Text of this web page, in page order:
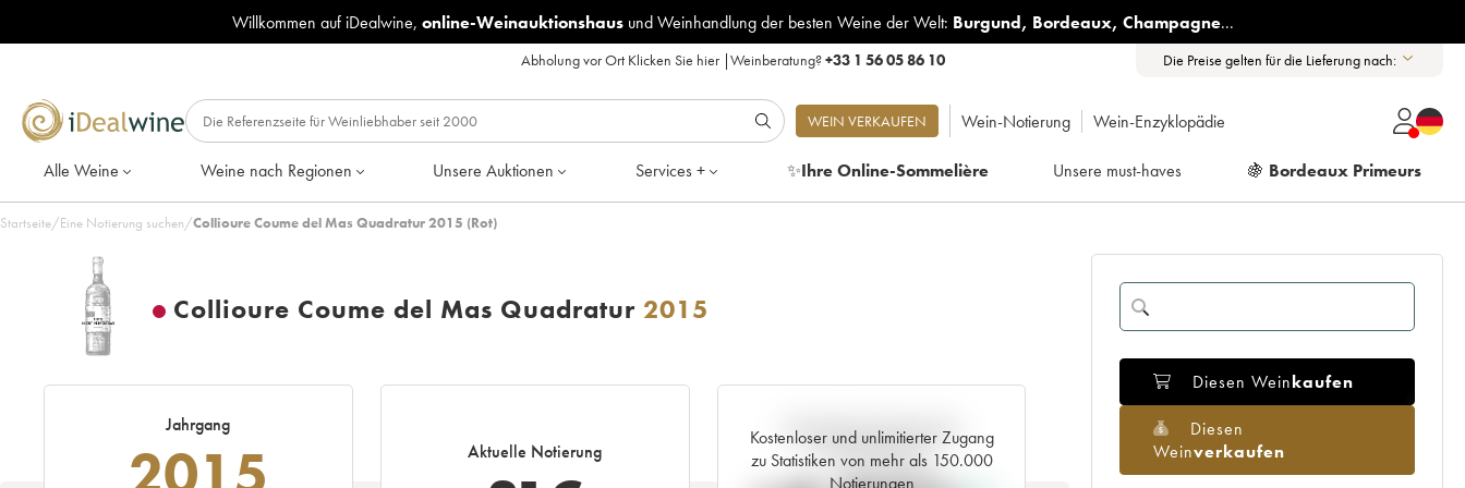
Willkommen auf iDealwine, online-Weinauktionshausund Weinhandlung der besten Weine der Welt: Burgund, Bordeaux, Champagne...
Abholung vor Ort Klicken Sie hier|Weinberatung?+33 1 56 05 86 10 Die Preise gelten für die Lieferung nach:
WEIN VERKAUFEN Wein-Notierung Wein-Enzyklopädie
Alle Weine Weine nach Regionen Unsere Auktionen Services + ✨Ihre Online-Sommelière Unsere must-haves 🍇 Bordeaux Primeurs
Startseite/Eine Notierung suchen/Collioure Coume del Mas Quadratur 2015 (Rot)
Collioure Coume del Mas Quadratur 2015
Jahrgang
Aktuelle Notierung
Kostenloser und unlimitierter Zugang
zu Statistiken von mehr als 150.000
Notierungen
Aktuelle Entwicklung der
Preisnotierung
Diesen Weinkaufen
Diesen
Weinverkaufen